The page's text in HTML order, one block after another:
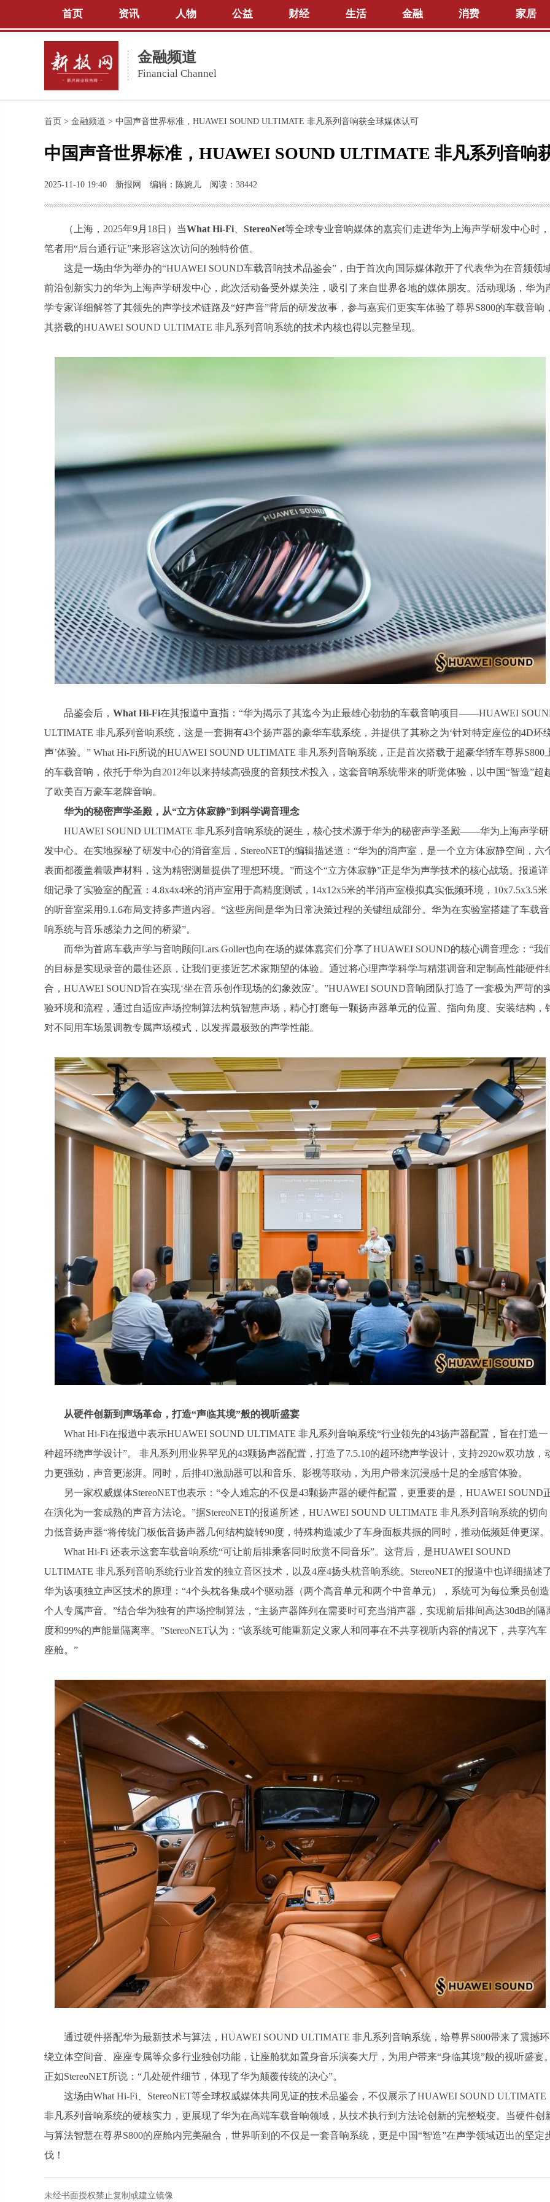
首页 资讯 人物 公益 财经 生活 金融 消费 家居
金融频道
Financial Channel
首页 > 金融频道 > 中国声音世界标准，HUAWEI SOUND ULTIMATE 非凡系列音响获全球媒体认可
中国声音世界标准，HUAWEI SOUND ULTIMATE 非凡系列音响
2025-11-10 19:40 新报网 编辑：陈婉儿 阅读：38442
（上海，2025年9月18日）当What Hi-Fi StereoNet等全球专业音响媒体的嘉宾们走进华为上海声学研发中心时，
笔者用“后台通行证”来形容这次访问的独特价值。
这是一场由华为举办的“HUAWEI SOUND车载音响技术品鉴会”，由于首次向国际媒体敞开了代表华为在音频领
前沿创新实力的华为上海声学研发中心，此次活动备受外媒关注，吸引了来自世界各地的媒体朋友。活动现场，华为
学专家详细解答了其领先的声学技术链路及“好声音”背后的研发故事，参与嘉宾们更实车体验了尊界S800的车载音响，
其搭载的HUAWEI SOUND ULTIMATE 非凡系列音响系统的技术内核也得以完整呈现。
品鉴会后， What Hi-Fi在其报道中直指：“华为揭示了其迄今为止最雄心勃勃的车载音响项目——HUAWEI
ULTIMATE 非凡系列音响系统，这是一套拥有43个扬声器的豪华车载系统，并提供了其称之为‘针对特定座位的4D环
声’体验。” What Hi-Fi所说的HUAWEI SOUND ULTIMATE 非凡系列音响系统，正是首次搭载于超豪华轿车尊界S800
的车载音响，依托于华为自2012年以来持续高强度的音频技术投入，这套音响系统带来的听觉体验，以中国“智造”超
了欧美百万豪车老牌音响。
华为的秘密声学圣殿，从“立方体寂静”到科学调音理念
HUAWEI SOUND ULTIMATE 非凡系列音响系统的诞生，核心技术源于华为的秘密声学圣殿——华为上海声学研
发中心。在实地探秘了研发中心的消音室后，StereoNET的编辑描述道：“华为的消声室，是一个立方体寂静空间，六
表面都覆盖着吸声材料，这为精密测量提供了理想环境。”而这个“立方体寂静”正是华为声学技术的核心战场。报道详
细记录了实验室的配置：4.8x4x4米的消声室用于高精度测试，14x12x5米的半消声室模拟真实低频环境，10x7.5x3.5米
的听音室采用9.1.6布局支持多声道内容。“这些房间是华为日常决策过程的关键组成部分。华为在实验室搭建了车载音
响系统与音乐感染力之间的桥梁”。
而华为首席车载声学与音响顾问Lars Goller也向在场的媒体嘉宾们分享了HUAWEI SOUND的核心调音理念：“我
的目标是实现录音的最佳还原，让我们更接近艺术家期望的体验。通过将心理声学科学与精湛调音和定制高性能硬件
合，HUAWEI SOUND旨在实现‘坐在音乐创作现场的幻象效应’。”HUAWEI SOUND音响团队打造了一套极为严苛的
验环境和流程，通过自适应声场控制算法构筑智慧声场，精心打磨每一颗扬声器单元的位置、指向角度、安装结构，
对不同用车场景调教专属声场模式，以发挥最极致的声学性能。
从硬件创新到声场革命，打造“声临其境”般的视听盛宴
What Hi-Fi在报道中表示HUAWEI SOUND ULTIMATE 非凡系列音响系统“行业领先的43扬声器配置，旨在打造一
种超环绕声学设计”。 非凡系列用业界罕见的43颗扬声器配置，打造了7.5.10的超环绕声学设计，支持2920w双功放，
力更强劲，声音更澎湃。同时，后排4D激励器可以和音乐、影视等联动，为用户带来沉浸感十足的全感官体验。
另一家权威媒体StereoNET也表示：“令人难忘的不仅是43颗扬声器的硬件配置，更重要的是，HUAWEI SOUND
在演化为一套成熟的声音方法论。”据StereoNET的报道所述，HUAWEI SOUND ULTIMATE 非凡系列音响系统的切向
力低音扬声器“将传统门板低音扬声器几何结构旋转90度，特殊构造减少了车身面板共振的同时，推动低频延伸更深。
What Hi-Fi 还表示这套车载音响系统“可让前后排乘客同时欣赏不同音乐”。这背后，是HUAWEI SOUND
ULTIMATE 非凡系列音响系统行业首发的独立音区技术，以及4座4扬头枕音响系统。StereoNET的报道中也详细描述
华为该项独立声区技术的原理：“4个头枕各集成4个驱动器（两个高音单元和两个中音单元），系统可为每位乘员创造
个人专属声音。”结合华为独有的声场控制算法，“主扬声器阵列在需要时可充当消声器，实现前后排间高达30dB的隔
度和99%的声能量隔离率。”StereoNET认为：“该系统可能重新定义家人和同事在不共享视听内容的情况下，共享汽车
座舱。”
通过硬件搭配华为最新技术与算法，HUAWEI SOUND ULTIMATE 非凡系列音响系统，给尊界S800带来了震撼环
绕立体空间音、座座专属等众多行业独创功能，让座舱犹如置身音乐演奏大厅，为用户带来“身临其境”般的视听盛宴。
正如StereoNET所说：“几处硬件细节，体现了华为颠覆传统的决心”。
这场由What Hi-Fi、StereoNET等全球权威媒体共同见证的技术品鉴会，不仅展示了HUAWEI SOUND ULTIMATE
非凡系列音响系统的硬核实力，更展现了华为在高端车载音响领域，从技术执行到方法论创新的完整蜕变。当硬件创
与算法智慧在尊界S800的座舱内完美融合，世界听到的不仅是一套音响系统，更是中国“智造”在声学领域迈出的坚定
伐！
未经书面授权禁止复制或建立镜像